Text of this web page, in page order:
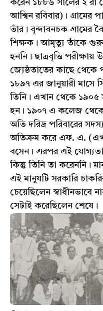
করেন ১৮৮৬ সালের ২ রা
আশ্বিন রবিবার)।
তাঁর। বৃন্দাবনচক গ্রামের
শিক্ষক। আমৃত্যু তাঁকে গুরু
হননি। ছাত্রবৃত্তি
জ্যেষ্ঠতাতের কাছে থেকে
১৮৯৭ এর জানুয়ারী মাসে
তিনি। এখান থেকে ১৯০৫
হন। ১৯০৭ এ কলেজ থেকে
অতি দরিদ্র পরিবারের
অতিক্রম করে এফ. এ.
বসেন। এরপর এই
কিন্তু তিনি তা করেননি।
এই মানুষটি সরকারি
চেয়েছিলেন স্বাধীনভাবে
সেটাই করেছিলেন শেষে।